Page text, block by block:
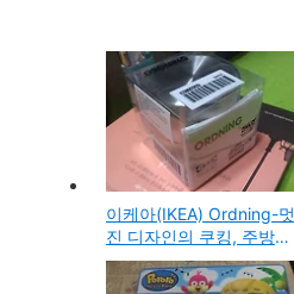
이케아(IKEA) Ordning-멋
진 디자인의 쿠킹, 주방타
이머 추천 제품 구입 사용
기